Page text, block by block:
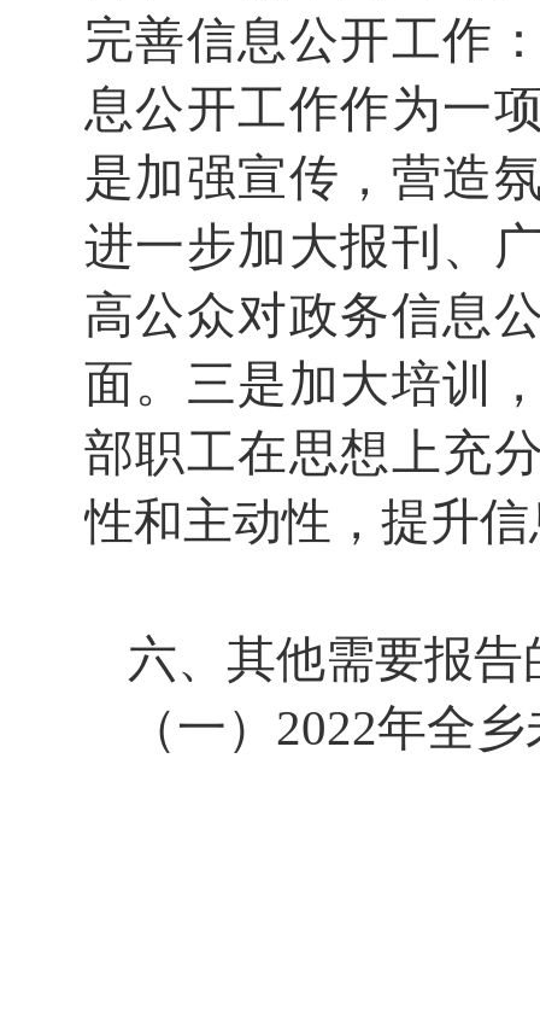
完善信息公开工作
息公开工作作为一
是加强宣传，营造
进一步加大报刊、
高公众对政务信息
面。三是加大培训
部职工在思想上充
性和主动性，提升
六、其他需要报告
（一）2022年全